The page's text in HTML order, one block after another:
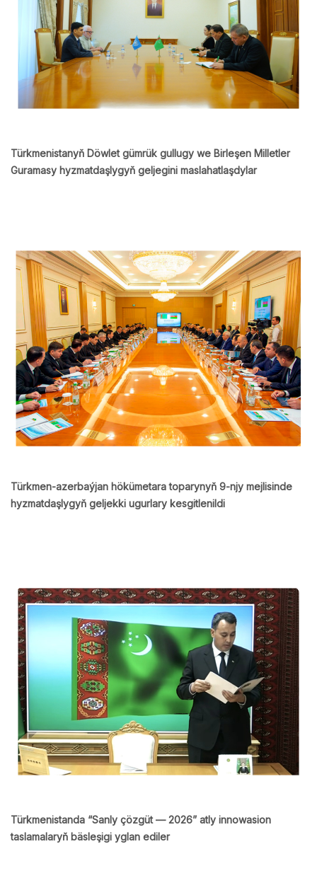
Türkmenistanyň Döwlet gümrük gullugy we Birleşen Milletler
Guramasy hyzmatdaşlygyň geljegini maslahatlaşdylar
Türkmen-azerbaýjan hökümetara toparynyň 9-njy mejlisinde
hyzmatdaşlygyň geljekki ugurlary kesgitlenildi
Türkmenistanda “Sanly çözgüt — 2026” atly innowasion
taslamalaryň bäsleşigi yglan ediler